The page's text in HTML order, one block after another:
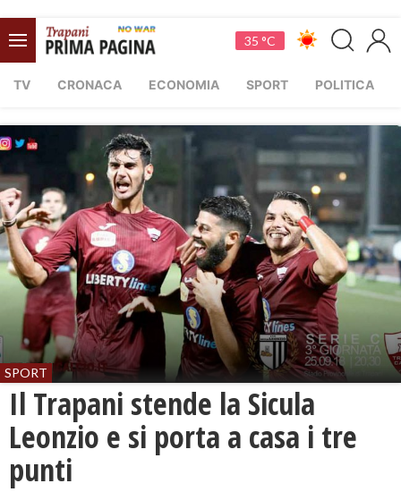
35 °C
TV CRONACA ECONOMIA SPORT POLITICA
SPORT
Il Trapani stende la Sicula
Leonzio e si porta a casa i tre
punti